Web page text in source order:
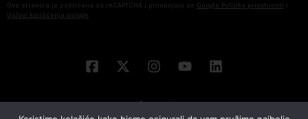
Ova stranica je zaštićena sa reCAPTCHA i primenjuju se Google Politika privatnosti i
Uslovi korišćenja usluge